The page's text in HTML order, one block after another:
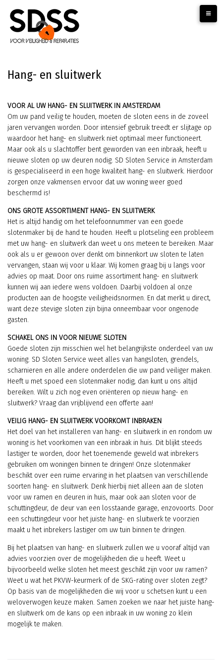
content
Hang- en sluitwerk
VOOR AL UW HANG- EN SLUITWERK IN AMSTERDAM
Om uw pand veilig te houden, moeten de sloten eens in de zoveel
jaren vervangen worden. Door intensief gebruik treedt er slijtage op
waardoor het hang- en sluitwerk niet optimaal meer functioneert.
Maar ook als u slachtoffer bent geworden van een inbraak, heeft u
nieuwe sloten op uw deuren nodig. SD Sloten Service in Amsterdam
is gespecialiseerd in een hoge kwaliteit hang- en sluitwerk. Hierdoor
zorgen onze vakmensen ervoor dat uw woning weer goed
beschermd is!
ONS GROTE ASSORTIMENT HANG- EN SLUITWERK
Het is altijd handig om het telefoonnummer van een goede
slotenmaker bij de hand te houden. Heeft u plotseling een probleem
met uw hang- en sluitwerk dan weet u ons meteen te bereiken. Maar
ook als u er gewoon over denkt om binnenkort uw sloten te laten
vervangen, staan wij voor u klaar. Wij komen graag bij u langs voor
advies op maat. Door ons ruime assortiment hang- en sluitwerk
kunnen wij aan iedere wens voldoen. Daarbij voldoen al onze
producten aan de hoogste veiligheidsnormen. En dat merkt u direct,
want deze stevige sloten zijn bijna onneembaar voor ongenode
gasten.
SCHAKEL ONS IN VOOR NIEUWE SLOTEN
Goede sloten zijn misschien wel het belangrijkste onderdeel van uw
woning. SD Sloten Service weet alles van hangsloten, grendels,
scharnieren en alle andere onderdelen die uw pand veiliger maken.
Heeft u met spoed een slotenmaker nodig, dan kunt u ons altijd
bereiken. Wilt u zich nog even oriënteren op nieuw hang- en
sluitwerk? Vraag dan vrijblijvend een offerte aan!
VEILIG HANG- EN SLUITWERK VOORKOMT INBRAKEN
Het doel van het installeren van hang- en sluitwerk in en rondom uw
woning is het voorkomen van een inbraak in huis. Dit blijkt steeds
lastiger te worden, door het toenemende geweld wat inbrekers
gebruiken om woningen binnen te dringen! Onze slotenmaker
beschikt over een ruime ervaring in het plaatsen van verschillende
soorten hang- en sluitwerk. Denk hierbij niet alleen aan de sloten
voor uw ramen en deuren in huis, maar ook aan sloten voor de
schuttingdeur, de deur van een losstaande garage, enzovoorts. Door
een schuttingdeur voor het juiste hang- en sluitwerk te voorzien
maakt u het inbrekers lastiger om uw tuin binnen te dringen.
Bij het plaatsen van hang- en sluitwerk zullen we u vooraf altijd van
advies voorzien over de mogelijkheden die u heeft. Weet u
bijvoorbeeld welke sloten het meest geschikt zijn voor uw ramen?
Weet u wat het PKVW-keurmerk of de SKG-rating over sloten zegt?
Op basis van de mogelijkheden die wij voor u schetsen kunt u een
weloverwogen keuze maken. Samen zoeken we naar het juiste hang-
en sluitwerk om de kans op een inbraak in uw woning zo klein
mogelijk te maken.